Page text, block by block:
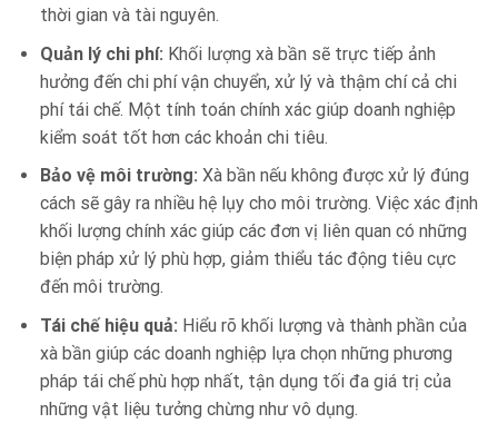
thời gian và tài nguyên.
Quản lý chi phí: Khối lượng xà bần sẽ trực tiếp ảnh
hưởng đến chi phí vận chuyển, xử lý và thậm chí cả chi
phí tái chế. Một tính toán chính xác giúp doanh nghiệp
kiểm soát tốt hơn các khoản chi tiêu.
Bảo vệ môi trường: Xà bần nếu không được xử lý đúng
cách sẽ gây ra nhiều hệ lụy cho môi trường. Việc xác định
khối lượng chính xác giúp các đơn vị liên quan có những
biện pháp xử lý phù hợp, giảm thiểu tác động tiêu cực
đến môi trường.
Tái chế hiệu quả: Hiểu rõ khối lượng và thành phần của
xà bần giúp các doanh nghiệp lựa chọn những phương
pháp tái chế phù hợp nhất, tận dụng tối đa giá trị của
những vật liệu tưởng chừng như vô dụng.